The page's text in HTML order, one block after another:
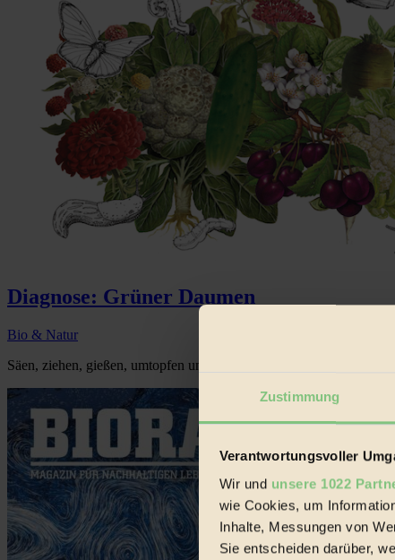
Zustimmung
Verantwortungsvoller
Wir und unsere 1022
wie Cookies, um
Inhalte, Messungen von
Sie entscheiden darüber,
Diagnose: Grüner Daumen
Bio & Natur
Säen, ziehen, gießen, umtopfen und -setzen und wie wird man